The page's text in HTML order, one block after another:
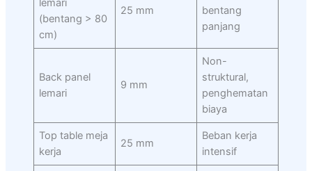
lemari
(bentang > 80
cm)
25 mm
bentang
panjang
Back panel
lemari
9 mm
Non-
struktural,
penghematan
biaya
Top table meja
kerja
25 mm
Beban kerja
intensif